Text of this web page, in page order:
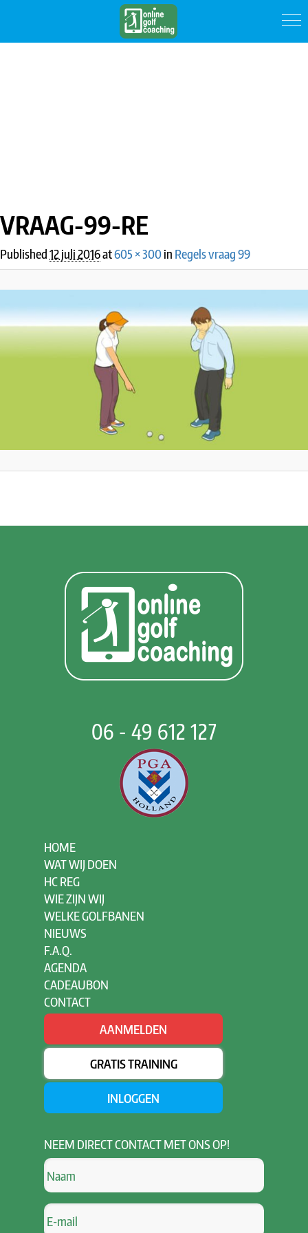
VRAAG-99-RE
Published12 juli 2016at605 × 300in Regels vraag 99
06 - 49 612 127
HOME
WAT WIJ DOEN
HC REG
WIE ZIJN WIJ
WELKE GOLFBANEN
NIEUWS
F.A.Q.
AGENDA
CADEAUBON
CONTACT
AANMELDEN
GRATIS TRAINING
INLOGGEN
NEEM DIRECT CONTACT MET ONS OP!